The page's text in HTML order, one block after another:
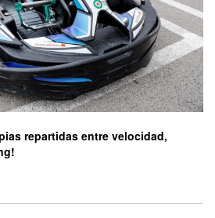
repartidas entre velocidad,